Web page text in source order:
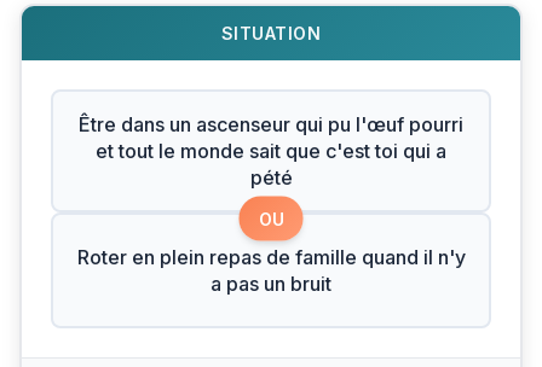
SITUATION
Être dans un ascenseur qui pu l'œuf pourri
et tout le monde sait que c'est toi qui a
pété
OU
Roter en plein repas de famille quand il n'y
a pas un bruit